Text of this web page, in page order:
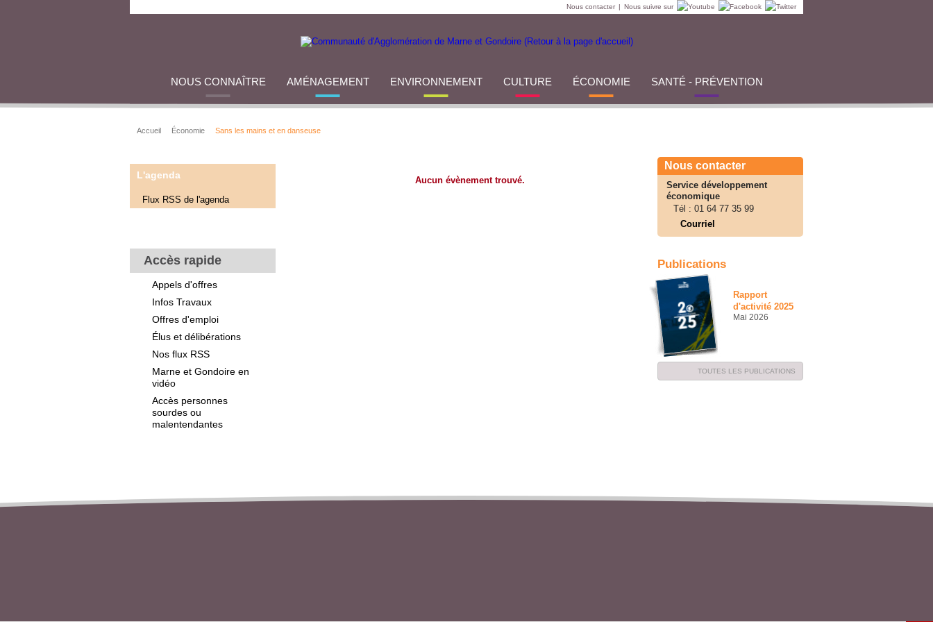
Nous contacter | Nous suivre sur
NOUS CONNAÎTRE AMÉNAGEMENT ENVIRONNEMENT CULTURE ÉCONOMIE SANTÉ - PRÉVENTION
Accueil Économie Sans les mains et en danseuse
L'agenda
Flux RSS de l'agenda
Accès rapide
Appels d'offres
Infos Travaux
Offres d'emploi
Élus et délibérations
Nos flux RSS
Marne et Gondoire en
vidéo
Accès personnes
sourdes ou
malentendantes
Aucun évènement trouvé.
Nous contacter
Service développement
économique
Tél : 01 64 77 35 99
Courriel
Publications
Rapport
d'activité 2025
Mai 2026
TOUTES LES PUBLICATIONS